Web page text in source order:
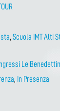
, Scuola IMT Alti
Le
, In Presenza